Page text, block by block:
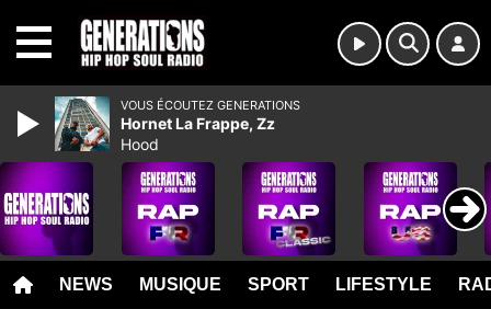
NEWS MUSIQUE SPORT LIFESTYLE
VOUS ÉCOUTEZ GENERATIONS
Hornet La Frappe, Zz
Hood